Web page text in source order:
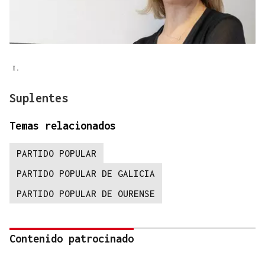
Suplentes
Temas relacionados
PARTIDO POPULAR
PARTIDO POPULAR DE GALICIA
PARTIDO POPULAR DE OURENSE
Contenido patrocinado